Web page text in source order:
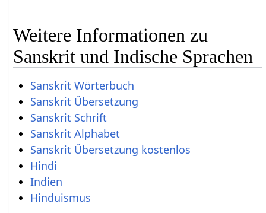
Weitere Informationen zu
Sanskrit und Indische Sprachen
Sanskrit Wörterbuch
Sanskrit Übersetzung
Sanskrit Schrift
Sanskrit Alphabet
Sanskrit Übersetzung kostenlos
Hindi
Indien
Hinduismus